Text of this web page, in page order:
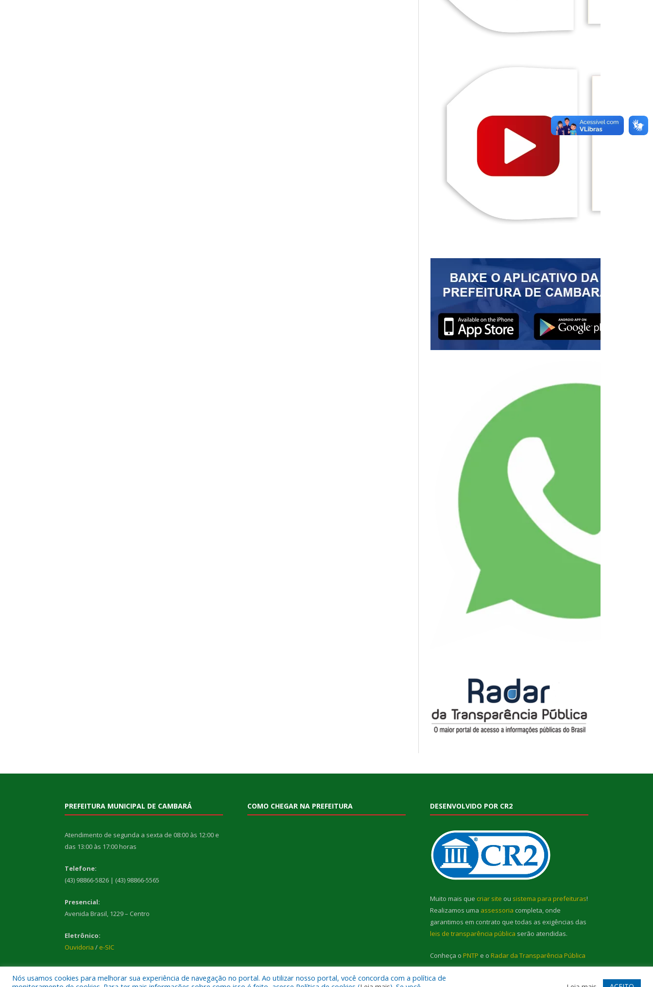
PREFEITURA MUNICIPAL DE CAMBARÁ
Atendimento de segunda a sexta de 08:00 às 12:00 e
das 13:00 às 17:00 horas
Telefone:
(43) 98866-5826 | (43) 98866-5565
Presencial:
Avenida Brasil, 1229 – Centro
Eletrônico:
Ouvidoria / e-SIC
COMO CHEGAR NA PREFEITURA DESENVOLVIDO POR CR2
Muito mais que criar site ou sistema para prefeituras!
Realizamos uma assessoria completa, onde
garantimos em contrato que todas as exigências das
leis de transparência pública serão atendidas.
Conheça o PNTP e o Radar da Transparência Pública
Nós usamos cookies para melhorar sua experiência de navegação no portal. Ao utilizar nosso portal, você concorda com a política de